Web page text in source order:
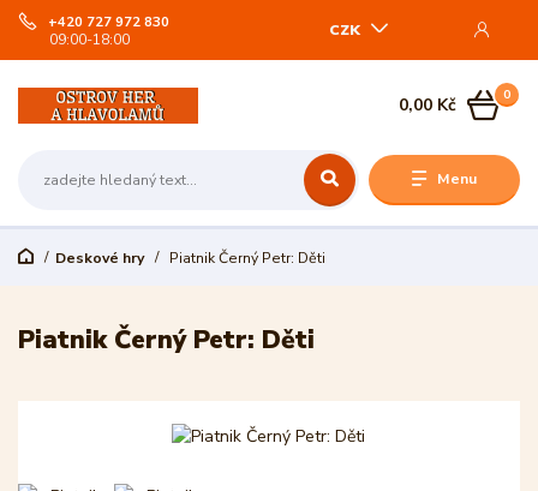
Menu
CZK
+420 727 972 830
09:00-18:00
0
0,00 Kč
Deskové hry Piatnik Černý Petr: Děti
Piatnik Černý Petr: Děti